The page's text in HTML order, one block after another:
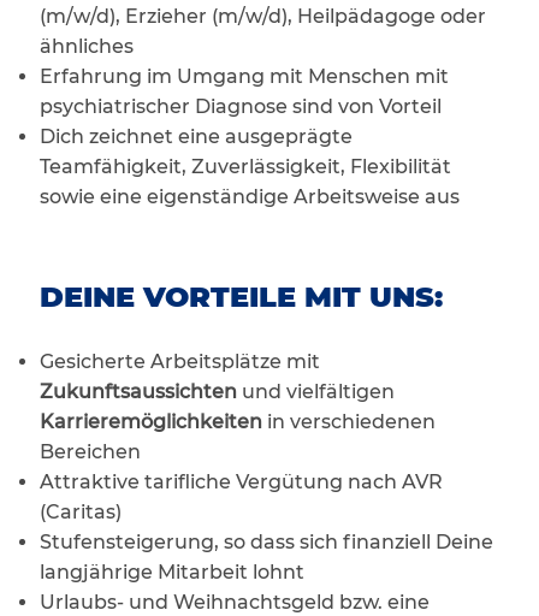
(m/w/d), Erzieher (m/w/d), Heilpädagoge oder
ähnliches
Erfahrung im Umgang mit Menschen mit
psychiatrischer Diagnose sind von Vorteil
Dich zeichnet eine ausgeprägte
Teamfähigkeit, Zuverlässigkeit, Flexibilität
sowie eine eigenständige Arbeitsweise aus
DEINE VORTEILE MIT UNS:
Gesicherte Arbeitsplätze mit
Zukunftsaussichtenund vielfältigen
Karrieremöglichkeiten in verschiedenen
Bereichen
Attraktive tarifliche Vergütung nach AVR
(Caritas)
Stufensteigerung, so dass sich finanziell Deine
langjährige Mitarbeit lohnt
Urlaubs- und Weihnachtsgeld bzw. eine